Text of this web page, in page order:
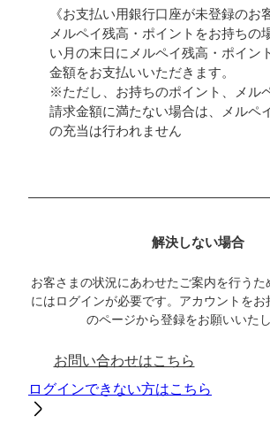
《お支払い用銀行口座が未登録のお
メルペイ残高・ポイントをお持ちの
い月の末日にメルペイ残高・ポイン
金額をお支払いいただきます。
※ただし、お持ちのポイント、メル
請求金額に満たない場合は、メルペ
の充当は行われません
解決しない場合
お客さまの状況にあわせたご案内を行う
にはログインが必要です。アカウントをお
のページから登録をお願いいたし
お問い合わせはこちら
ログインできない方はこちら